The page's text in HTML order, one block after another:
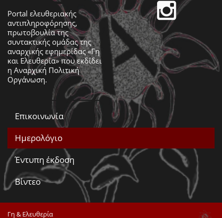
Portal ελευθεριακής
αντιπληροφόρησης,
πρωτοβουλία της
συντακτικής ομάδας της
αναρχικής εφημερίδας «Γη
και Ελευθερία» που εκδίδει
η Αναρχική Πολιτική
Οργάνωση.
Επικοινωνία
Ημερολόγιο
Έντυπη έκδοση
Βίντεο
Γη & Ελευθερία